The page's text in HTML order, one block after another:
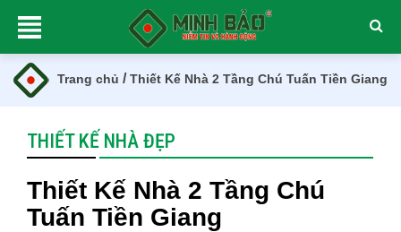
Trang chủ /Thiết Kế Nhà 2 Tầng Chú Tuấn Tiền Giang
THIẾT KẾ NHÀ ĐẸP
Thiết Kế Nhà 2 Tầng Chú
Tuấn Tiền Giang